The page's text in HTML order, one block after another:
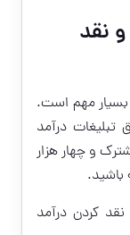
نقد
مهم است.
درآمد
و چهار هزار
کردن درآمد